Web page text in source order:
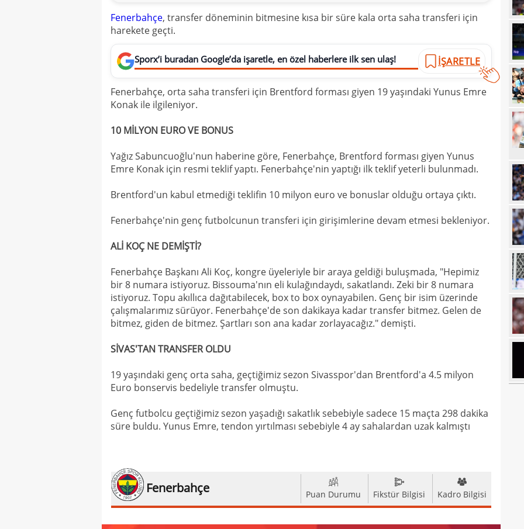
Fenerbahçe, transfer döneminin bitmesine kısa bir süre kala orta saha transferi için
harekete geçti.
Sporx’i buradan Google’da işaretle, en özel haberlere ilk sen ulaş! İŞARETLE
Fenerbahçe, orta saha transferi için Brentford forması giyen 19 yaşındaki Yunus Emre
Konak ile ilgileniyor.
10 MİLYON EURO VE BONUS
Yağız Sabuncuoğlu'nun haberine göre, Fenerbahçe, Brentford forması giyen Yunus
Emre Konak için resmi teklif yaptı. Fenerbahçe'nin yaptığı ilk teklif yeterli bulunmadı.
Brentford'un kabul etmediği teklifin 10 milyon euro ve bonuslar olduğu ortaya çıktı.
Fenerbahçe'nin genç futbolcunun transferi için girişimlerine devam etmesi bekleniyor.
ALİ KOÇ NE DEMİŞTİ?
Fenerbahçe Başkanı Ali Koç, kongre üyeleriyle bir araya geldiği buluşmada, "Hepimiz
bir 8 numara istiyoruz. Bissouma'nın eli kulağındaydı, sakatlandı. Zeki bir 8 numara
istiyoruz. Topu akıllıca dağıtabilecek, box to box oynayabilen. Genç bir isim üzerinde
çalışmalarımız sürüyor. Fenerbahçe'de son dakikaya kadar transfer bitmez. Gelen de
bitmez, giden de bitmez. Şartları son ana kadar zorlayacağız." demişti.
SİVAS'TAN TRANSFER OLDU
19 yaşındaki genç orta saha, geçtiğimiz sezon Sivasspor'dan Brentford'a 4.5 milyon
Euro bonservis bedeliyle transfer olmuştu.
Genç futbolcu geçtiğimiz sezon yaşadığı sakatlık sebebiyle sadece 15 maçta 298 dakika
süre buldu. Yunus Emre, tendon yırtılması sebebiyle 4 ay sahalardan uzak kalmıştı
Fenerbahçe Puan Durumu Fikstür Bilgisi Kadro Bilgisi
Rulli